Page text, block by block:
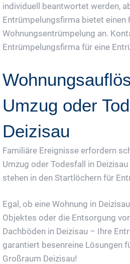
individuell beantwortet werden,
Entrümpelungsfirma bietet einen
Wohnungsentrümpelung an.
Entrümpelungsfirma für eine
Umzug oder
Deizisau
Familiäre Ereignisse erfordern
Umzug oder Todesfall in
stehen in den Startlöchern für
Egal, ob eine Wohnung in
Objektes oder die Entsorgung
Dachböden in Deizisau – Ihre
garantiert besenreine Lösungen
Großraum Deizisau!